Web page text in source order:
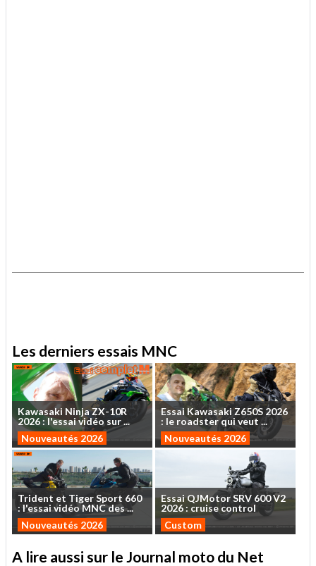
Les derniers essais MNC
Kawasaki NinjaZX-10R
2026: l'essaividéo sur...
Nouveautés 2026
Essai KawasakiZ650S 2026
: le roadsterquiveut ...
Nouveautés 2026
Trident et TigerSport 660
: l'essaividéoMNCdes...
Nouveautés 2026
EssaiQJMotorSRV 600V2
2026 : cruise control
Custom
A lire aussi sur le Journal moto du Net